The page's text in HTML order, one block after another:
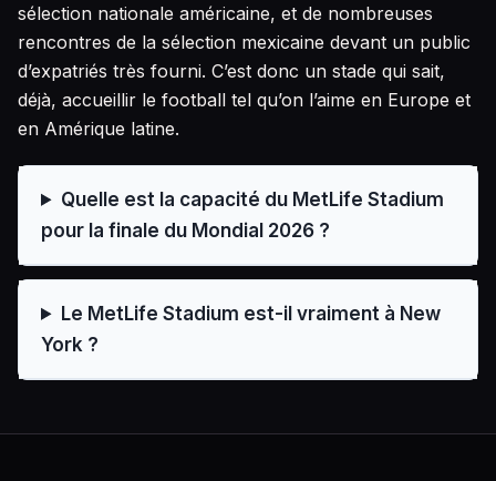
sélection nationale américaine, et de nombreuses
rencontres de la sélection mexicaine devant un public
d’expatriés très fourni. C’est donc un stade qui sait,
déjà, accueillir le football tel qu’on l’aime en Europe et
en Amérique latine.
Quelle est la capacité du MetLife Stadium
pour la finale du Mondial 2026 ?
Le MetLife Stadium est-il vraiment à New
York ?